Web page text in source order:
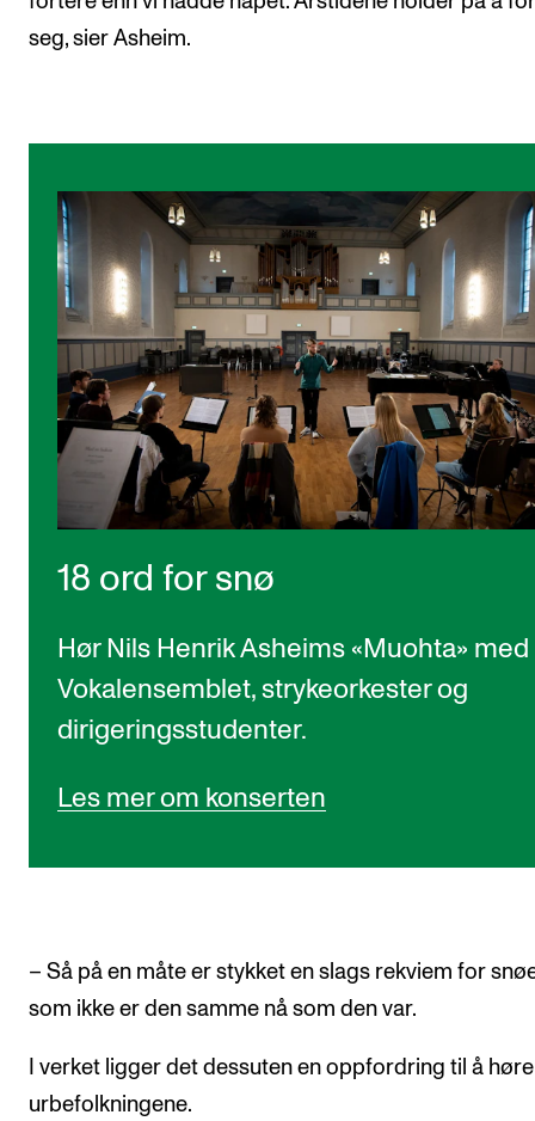
seg, sier Asheim.
18 ord for snø
Hør Nils Henrik Asheims «Muohta» med
Vokalensemblet, strykeorkester og
dirigeringsstudenter.
Les mer om konserten
– Så på en måte er stykket en slags rekviem for
som ikke er den samme nå som den var.
I verket ligger det dessuten en oppfordring til å
urbefolkningene.